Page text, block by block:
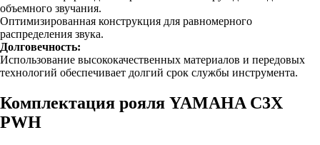
объемного звучания.
Оптимизированная конструкция для равномерного
распределения звука.
Долговечность:
Использование высококачественных материалов и передовых
технологий обеспечивает долгий срок службы инструмента.
Комплектация рояля YAMAHA C3X
PWH